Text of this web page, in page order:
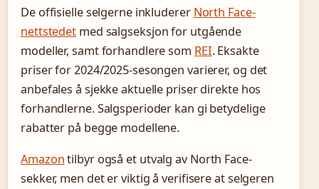
De offisielle selgerne inkluderer North Face-
nettstedet med salgseksjon for utgående
modeller, samt forhandlere som REI. Eksakte
priser for 2024/2025-sesongen varierer, og det
anbefales å sjekke aktuelle priser direkte hos
forhandlerne. Salgsperioder kan gi betydelige
rabatter på begge modellene.
Amazontilbyr også et utvalg av North Face-
sekker, men det er viktig å verifisere at selgeren